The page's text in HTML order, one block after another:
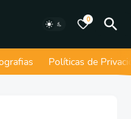
0
Políticas de